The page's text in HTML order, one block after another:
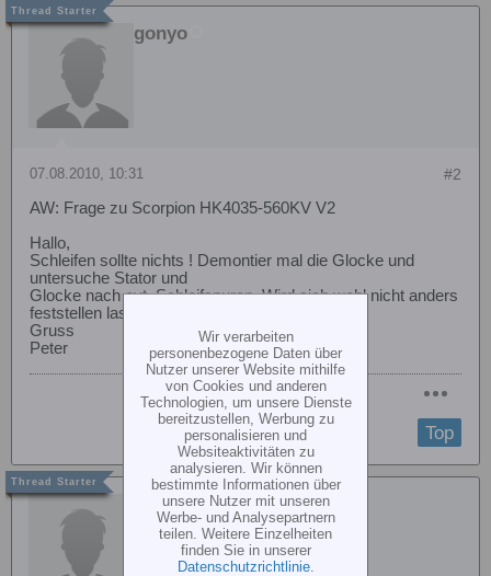
gonyo
#2
07.08.2010, 10:31
AW: Frage zu Scorpion HK4035-560KV V2
Hallo,
Schleifen sollte nichts ! Demontier mal die Glocke und
untersuche Stator und
Glocke nach evt. Schleifspuren. Wird sich wohl nicht anders
feststellen lassen.
Gruss
Peter
Top
Michael S.
Wir verarbeiten
personenbezogene Daten über
Nutzer unserer Website mithilfe
von Cookies und anderen
Technologien, um unsere Dienste
bereitzustellen, Werbung zu
personalisieren und
Websiteaktivitäten zu
analysieren. Wir können
bestimmte Informationen über
unsere Nutzer mit unseren
Werbe- und Analysepartnern
teilen. Weitere Einzelheiten
finden Sie in unserer
Datenschutzrichtlinie.